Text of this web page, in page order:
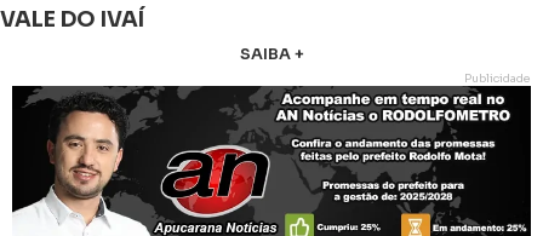
VALE DO IVAÍ
SAIBA +
Publicidade